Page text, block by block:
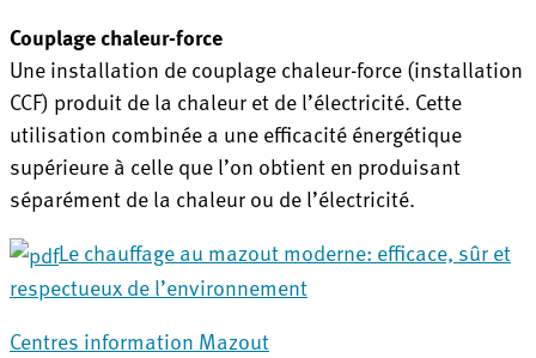
Couplage chaleur-force
Une installation de couplage chaleur-force (installation
CCF) produit de la chaleur et de l’électricité. Cette
utilisation combinée a une efficacité énergétique
supérieure à celle que l’on obtient en produisant
séparément de la chaleur ou de l’électricité.
Le chauffage au mazout moderne: efficace, sûr et
respectueux de l’environnement
Centres information Mazout